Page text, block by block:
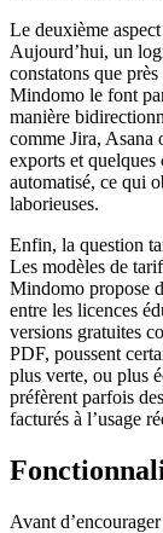
Le deuxième
Aujourd’hui, un
constatons que
Mindomo le font
manière
comme Jira,
exports et
automatisé, ce qui
laborieuses.
Enfin, la question
Les modèles de
Mindomo propose
entre les licences
versions gratuites
PDF, poussent
plus verte, ou plus
préfèrent parfois
facturés à l’usage
Avant